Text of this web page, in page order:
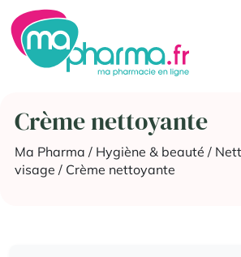
Crème nettoyante
Ma Pharma / Hygiène & beauté /
visage / Crème nettoyante